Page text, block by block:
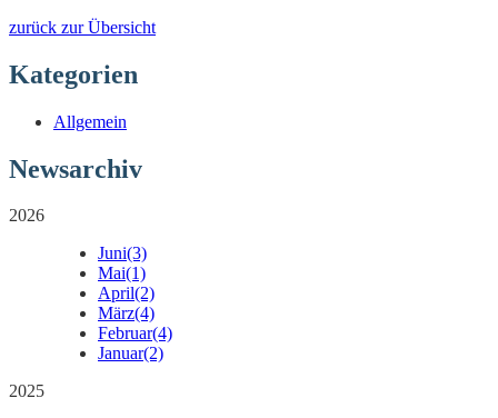
zurück zur Übersicht
Kategorien
Allgemein
Newsarchiv
2026
Juni(3)
Mai(1)
April(2)
März(4)
Februar(4)
Januar(2)
2025